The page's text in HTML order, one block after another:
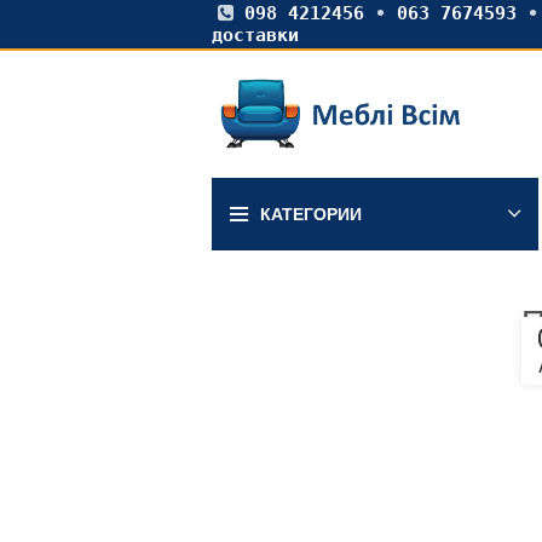
098 4212456• 063 7674593
доставки
КАТЕГОРИИ